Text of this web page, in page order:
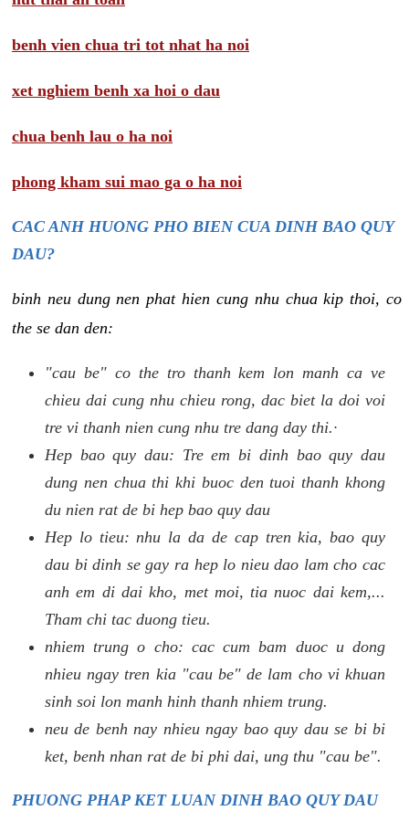
benh vien chua tri tot nhat ha noi
xet nghiem benh xa hoi o dau
chua benh lau o ha noi
phong kham sui mao ga o ha noi
CAC ANH HUONG PHO BIEN CUA DINH BAO QUY
DAU?
binh neu dung nen phat hien cung nhu chua kip thoi, co
the se dan den:
"cau be" co the tro thanh kem lon manh ca ve
chieu dai cung nhu chieu rong, dac biet la doi voi
tre vi thanh nien cung nhu tre dang day thi.·
Hep bao quy dau: Tre em bi dinh bao quy dau
dung nen chua thi khi buoc den tuoi thanh khong
du nien rat de bi hep bao quy dau
Hep lo tieu: nhu la da de cap tren kia, bao quy
dau bi dinh se gay ra hep lo nieu dao lam cho cac
anh em di dai kho, met moi, tia nuoc dai kem,...
Tham chi tac duong tieu.
nhiem trung o cho: cac cum bam duoc u dong
nhieu ngay tren kia "cau be" de lam cho vi khuan
sinh soi lon manh hinh thanh nhiem trung.
neu de benh nay nhieu ngay bao quy dau se bi bi
ket, benh nhan rat de bi phi dai, ung thu "cau be".
PHUONG PHAP KET LUAN DINH BAO QUY DAU